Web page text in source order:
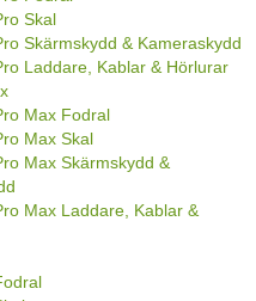
Skal
Skärmskydd & Kameraskydd
Laddare, Kablar & Hörlurar
Max Fodral
Max Skal
Max Skärmskydd &
Max Laddare, Kablar &